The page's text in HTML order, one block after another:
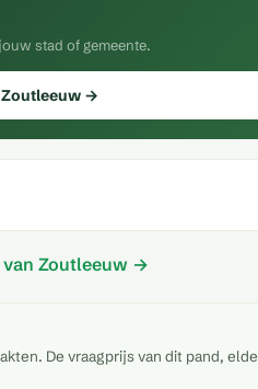
stad of gemeente.
→
Zoutleeuw →
De vraagprijs van dit pand,